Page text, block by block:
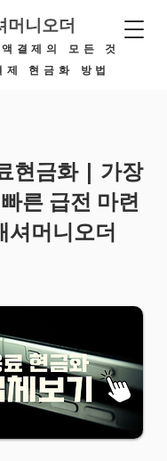
머니오더
결제의 모든 것
현금화 방법
현금화 | 가장
른 급전 마련
셔머니오더